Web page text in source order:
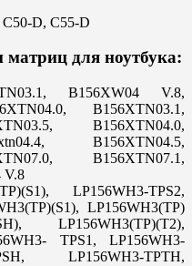
D, C55-D
для ноутбука:
B156XW04 V.8,
B156XTN03.1,
B156XTN04.0,
B156XTN04.5,
B156XTN07.1,
V.8
LP156WH3-TPS2,
LP156WH3(TP)
LP156WH3(TP)(T2),
TPS1, LP156WH3-
LP156WH3-TPTH,